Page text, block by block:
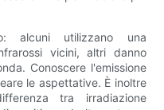
alcuni utilizzano una
vicini, altri danno
Conoscere l'emissione
le aspettative. È inoltre
tra irradiazione